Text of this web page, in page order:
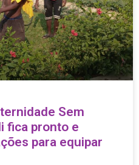
Sem
fica pronto e
para equipar